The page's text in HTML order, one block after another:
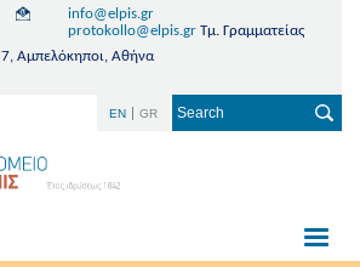
info@elpis.gr
protokollo@elpis.grΤμ. Γραμματείας
Αμπελόκηποι, Αθήνα
EN GR